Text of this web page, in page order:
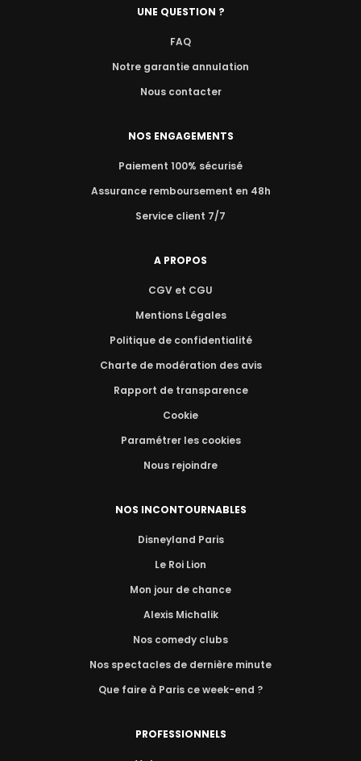
UNE QUESTION ?
FAQ
Notre garantie annulation
Nous contacter
NOS ENGAGEMENTS
Paiement 100% sécurisé
Assurance remboursement en 48h
Service client 7/7
A PROPOS
CGV et CGU
Mentions Légales
Politique de confidentialité
Charte de modération des avis
Rapport de transparence
Cookie
Paramétrer les cookies
Nous rejoindre
NOS INCONTOURNABLES
Disneyland Paris
Le Roi Lion
Mon jour de chance
Alexis Michalik
Nos comedy clubs
Nos spectacles de dernière minute
Que faire à Paris ce week-end ?
PROFESSIONNELS